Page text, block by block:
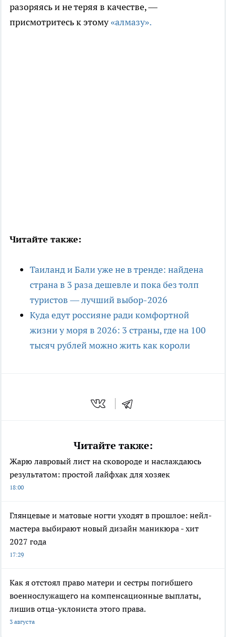
разоряясь и не теряя в качестве, —
присмотритесь к этому«алмазу».
Читайте также:
Таиланд и Бали уже не в тренде: найдена
страна в 3 раза дешевле и пока без толп
туристов — лучший выбор-2026
Куда едут россияне ради комфортной
жизни у моря в 2026: 3 страны, где на 100
тысяч рублей можно жить как короли
Читайте также:
Жарю лавровый лист на сковороде и наслаждаюсь
результатом: простой лайфхак для хозяек
18:00
Глянцевые и матовые ногти уходят в прошлое: нейл-
мастера выбирают новый дизайн маникюра - хит
2027 года
17:29
Как я отстоял право матери и сестры погибшего
военнослужащего на компенсационные выплаты,
лишив отца-уклониста этого права.
3 августа